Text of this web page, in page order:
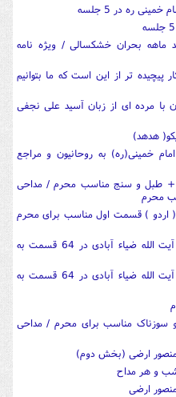
ره در 5 جلسه
ماهه بحران خشکسالی / ویژه نامه
تر از این است که ما بتوانیم
مرده ای از زبان آسید علی نجفی
هدهد)
خمینی(ره) به روحانیون و مراجع
+ طبل و سنج مناسب محرم / مداحی
محرم
( اردو ) قسمت اول مناسب برای محرم
شرح زیارت جامعه کبیره توسط استاد آیت الله ضیاء آبادی در 64 قسمت به
شرح زیارت جامعه کبیره توسط استاد آیت الله ضیاء آبادی در 64 قسمت به
سوزناک مناسب برای محرم / مداحی
منصور ارضی (بخش دوم)
شب و هر مداح
ارضی